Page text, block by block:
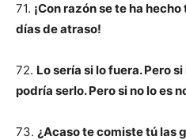
71. ¡Con razón se te ha
días de atraso!
72. Lo sería si lo fuera. Pero
podría serlo. Pero si no lo es
73. ¿Acaso te comiste tú las